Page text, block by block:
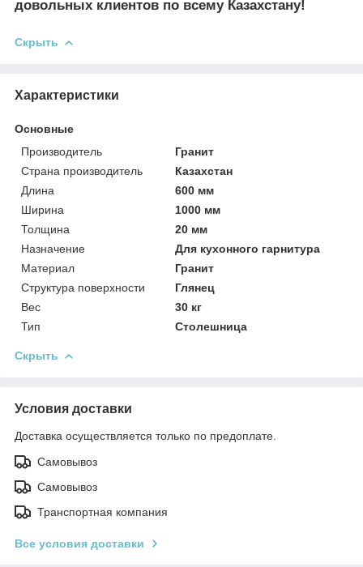
довольных клиентов по всему Казахстану!
Скрыть
Характеристики
Основные
Производитель
Гранит
Страна производитель
Казахстан
Длина
600 мм
Ширина
1000 мм
Толщина
20 мм
Назначение
Для кухонного гарнитура
Материал
Гранит
Структура поверхности
Глянец
Вес
30 кг
Тип
Столешница
Скрыть
Условия доставки
Доставка осуществляется только по предоплате.
Самовывоз
Самовывоз
Транспортная компания
Все условия доставки